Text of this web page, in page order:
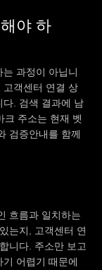
야 하
과정이 아닙니
객센터 연결 상
. 검색 결과에 남
크 주소는 현재 벳
검증안내를 함께
흐름과 일치하는
는지, 고객센터 연
니다. 주소만 보고
어렵기 때문에